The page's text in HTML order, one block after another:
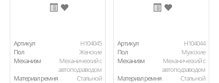
Артикул
H104045
Пол
Женские
Механизм
Механический с
автоподзаводом
Материал ремня
Стальной
Артикул
H104044
Пол
Мужские
Механизм
Механический с
автоподзаводом
Материал ремня
Стальной